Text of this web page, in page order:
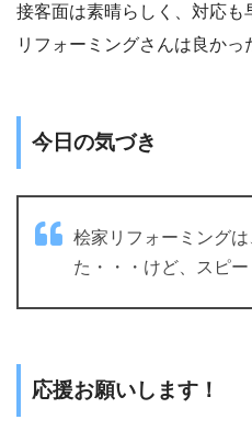
接客面は素晴らしく、対応
リフォーミングさんは良かっ
今日の気づき
桧家リフォーミング
た・・・けど、スピー
応援お願いします！